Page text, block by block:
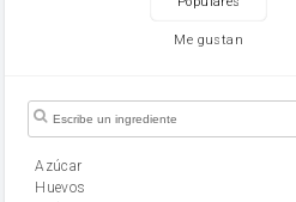
Me gustan
Azúcar
huevos